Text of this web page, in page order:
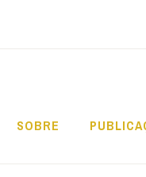
SOBRE